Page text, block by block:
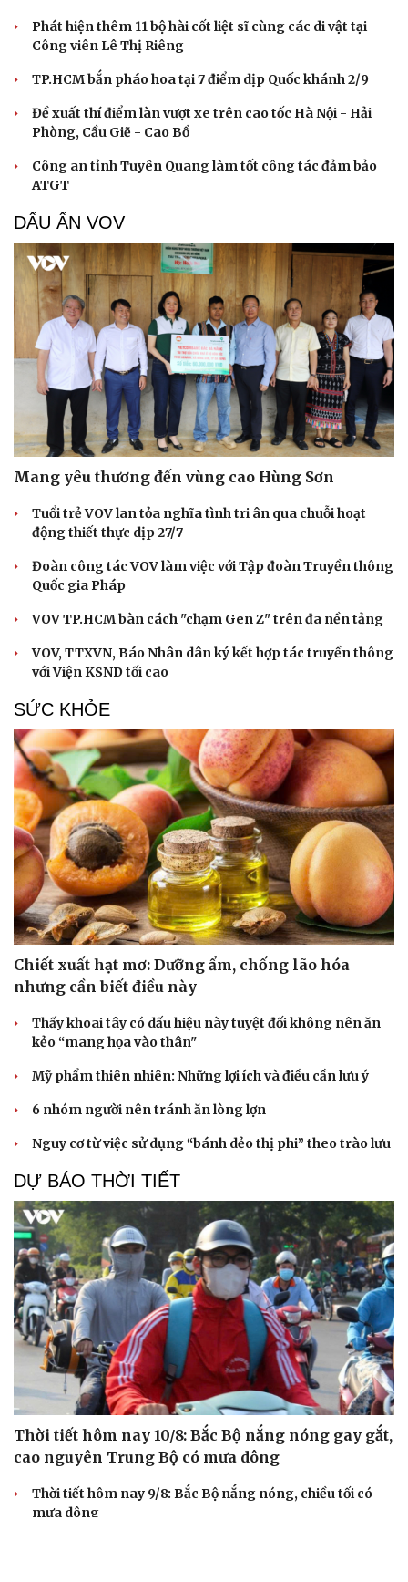
Cải chính
Phát hiện thêm 11 bộ hài cốt liệt sĩ cùng các di vật tại
Công viên Lê Thị Riêng
TP.HCM bắn pháo hoa tại 7 điểm dịp Quốc khánh 2/9
Đề xuất thí điểm làn vượt xe trên cao tốc Hà Nội - Hải
Phòng, Cầu Giẽ - Cao Bồ
Công an tỉnh Tuyên Quang làm tốt công tác đảm bảo
ATGT
DẤU ẤN VOV
Mang yêu thương đến vùng cao Hùng Sơn
Tuổi trẻ VOV lan tỏa nghĩa tình tri ân qua chuỗi hoạt
động thiết thực dịp 27/7
Đoàn công tác VOV làm việc với Tập đoàn Truyền thông
Quốc gia Pháp
VOV TP.HCM bàn cách "chạm Gen Z" trên đa nền tảng
VOV, TTXVN, Báo Nhân dân ký kết hợp tác truyền thông
với Viện KSND tối cao
SỨC KHỎE
Chiết xuất hạt mơ: Dưỡng ẩm, chống lão hóa
nhưng cần biết điều này
Thấy khoai tây có dấu hiệu này tuyệt đối không nên ăn
kẻo “mang họa vào thân"
Mỹ phẩm thiên nhiên: Những lợi ích và điều cần lưu ý
6 nhóm người nên tránh ăn lòng lợn
Nguy cơ từ việc sử dụng “bánh dẻo thị phi” theo trào lưu
DỰ BÁO THỜI TIẾT
Thời tiết hôm nay 10/8: Bắc Bộ nắng nóng gay gắt,
cao nguyên Trung Bộ có mưa dông
Thời tiết hôm nay 9/8: Bắc Bộ nắng nóng, chiều tối có
mưa dông